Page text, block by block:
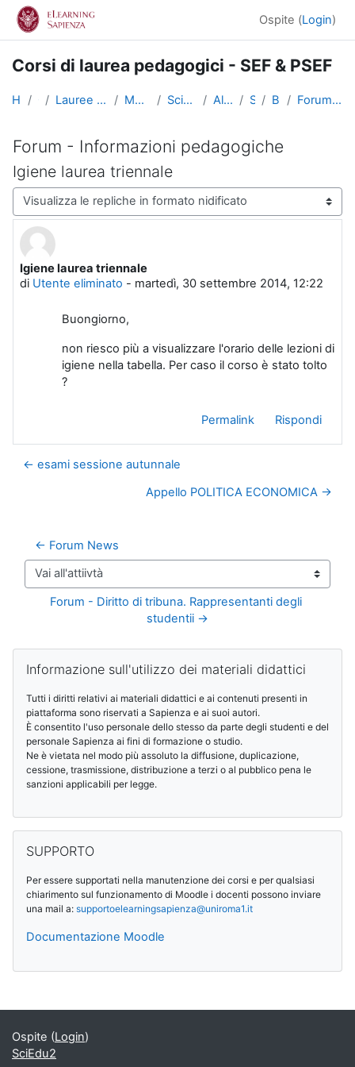
Vai al contenuto principale
Ospite (Login)
Corsi di laurea pedagogici - SEF & PSEF
Home Corsi Lauree triennali, magistrali, a ciclo unico Medicina e Psicologia Scienze dell'Educazione Altri insegnamenti SciEdu2 Benvenuti! Forum - Informazioni pedagogiche
Forum - Informazioni pedagogiche
Igiene laurea triennale
Modalità visualizzazione
Igiene laurea triennale
di Utente eliminato - martedì, 30 settembre 2014, 12:22
Numero di risposte: 0
Buongiorno,
non riesco più a visualizzare l'orario delle lezioni di
igiene nella tabella. Per caso il corso è stato tolto
?
Permalink Rispondi
← esami sessione autunnale
Appello POLITICA ECONOMICA →
← Forum News
Vai all'attiivtà
Forum - Diritto di tribuna. Rappresentanti degli
studentii →
Blocchi
Informazione sull'utilizzo dei materiali didattici
Tutti i diritti relativi ai materiali didattici e ai contenuti presenti in
piattaforma sono riservati a Sapienza e ai suoi autori.
È consentito l'uso personale dello stesso da parte degli studenti e del
personale Sapienza ai fini di formazione o studio.
Ne è vietata nel modo più assoluto la diffusione, duplicazione,
cessione, trasmissione, distribuzione a terzi o al pubblico pena le
sanzioni applicabili per legge.
SUPPORTO
Per essere supportati nella manutenzione dei corsi e per qualsiasi
chiarimento sul funzionamento di Moodle i docenti possono inviare
una mail a: supportoelearningsapienza@uniroma1.it
Documentazione Moodle
Blocchi supplementari
Ospite (Login)
SciEdu2